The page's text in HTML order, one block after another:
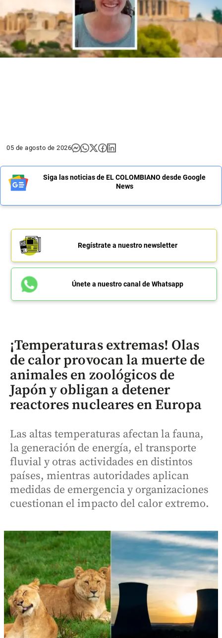
05 de agosto de 2026
Siga las noticias de EL COLOMBIANO desde Google
News
Regístrate a nuestro newsletter
Únete a nuestro canal de Whatsapp
¡Temperaturas extremas! Olas
de calor provocan la muerte de
animales en zoológicos de
Japón y obligan a detener
reactores nucleares en Europa
Las altas temperaturas afectan la fauna,
la generación de energía, el transporte
fluvial y otras actividades en distintos
países, mientras autoridades aplican
medidas de emergencia y organizaciones
cuestionan el impacto del calor extremo.